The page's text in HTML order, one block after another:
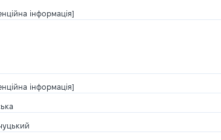
інформація]
інформація]